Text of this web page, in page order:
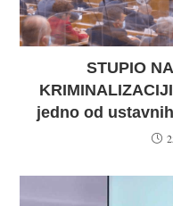
STUPIO
jedno od